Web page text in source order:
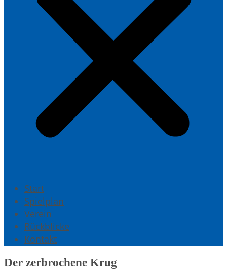
Start
Spielplan
Verein
Rückblicke
Kontakt
Der zerbrochene Krug